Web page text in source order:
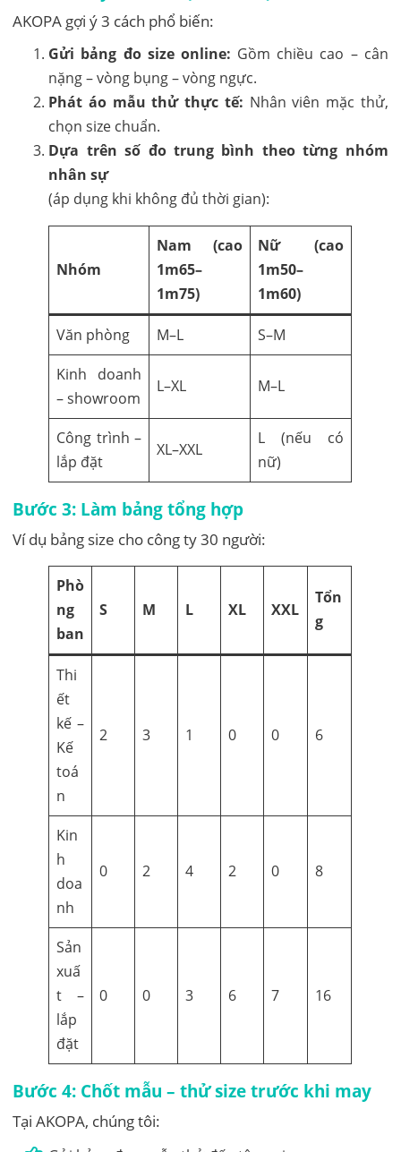
AKOPA gợi ý 3 cách phổ biến:
Gửi bảng đo size online: Gồm chiều cao – cân
nặng – vòng bụng – vòng ngực.
Phát áo mẫu thử thực tế: Nhân viên mặc thử,
chọn size chuẩn.
Dựa trên số đo trung bình theo từng nhóm
nhân sự
(áp dụng khi không đủ thời gian):
Nhóm
Nam (cao
1m65–
1m75)
Nữ (cao
1m50–
1m60)
Văn phòng M–L
S–M
Kinh doanh
– showroom
L–XL M–L
Công trình –
lắp đặt
XL–XXL
L (nếu có
nữ)
Bước 3: Làm bảng tổng hợp
Ví dụ bảng size cho công ty 30 người:
Phò
ng
ban
S M L XL XXL
Tổn
g
Thi
ết
kế –
Kế
toá
n
2 3 1 0 0 6
Kin
h
doa
nh
0 2 4 2 0 8
Sản
xuấ
t –
lắp
đặt
0 0 3 6 7 16
Bước 4: Chốt mẫu – thử size trước khi may
Tại AKOPA, chúng tôi: